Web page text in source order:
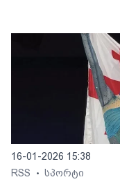
16-01-2026 15:38
RSS
• სპორტი